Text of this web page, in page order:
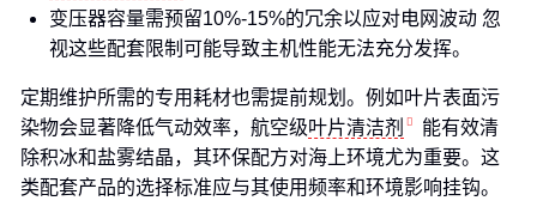
变压器容量需预留10%-15%的冗余以应对电网波动 忽
视这些配套限制可能导致主机性能无法充分发挥。
定期维护所需的专用耗材也需提前规划。例如叶片表面污
染物会显著降低气动效率，航空级叶片清洁剂
能有效清
除积冰和盐雾结晶，其环保配方对海上环境尤为重要。这
类配套产品的选择标准应与其使用频率和环境影响挂钩。